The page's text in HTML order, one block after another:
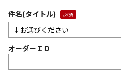
件名(タイトル)
オーダーＩＤ